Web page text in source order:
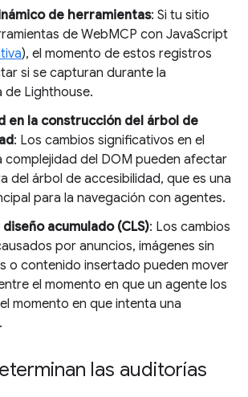
de herramientas: Si tu sitio
de WebMCP con JavaScript
), el momento de estos registros
si se capturan durante la
de Lighthouse.
en la construcción del árbol de
: Los cambios significativos en el
complejidad del DOM pueden afectar
del árbol de accesibilidad, que es una
para la navegación con agentes.
acumulado (CLS): Los cambios
por anuncios, imágenes sin
o contenido insertado pueden mover
el momento en que un agente los
momento en que intenta una
las auditorías